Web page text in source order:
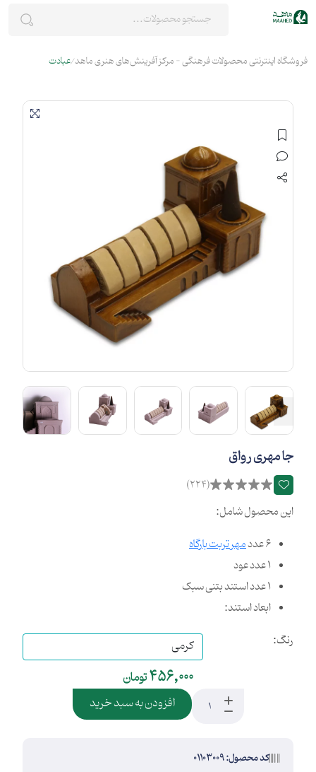
فروشگاه اینترنتی محصولات فرهنگی - مرکز آفرینش‌های هنری ماهد عبادت
جا مهری رواق
(224)
این محصول شامل:
6 عدد
مهر تربت بارگاه
1 عدد عود
1 عدد استند بتنی سبک
ابعاد استند:
رنگ:
456,000تومان
افزودن به سبد خرید
کد محصول: 01103009